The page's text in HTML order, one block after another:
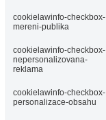
cookielawinfo-checkbox-
mereni-publika
cookielawinfo-checkbox-
nepersonalizovana-
reklama
cookielawinfo-checkbox-
personalizace-obsahu